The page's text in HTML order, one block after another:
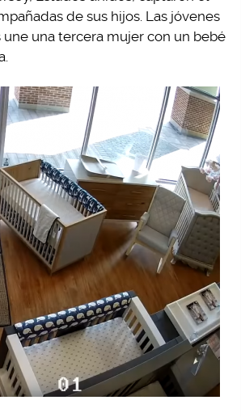
de sus hijos. Las jóvenes
una tercera mujer con un bebé